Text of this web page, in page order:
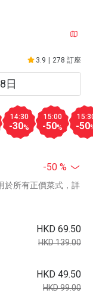
3.9 278 訂座
14:30
-30%
15:00
-50% -50
-50 %
於所有正價菜式，詳
HKD 69.50
HKD 139.00
HKD 49.50
HKD 99.00